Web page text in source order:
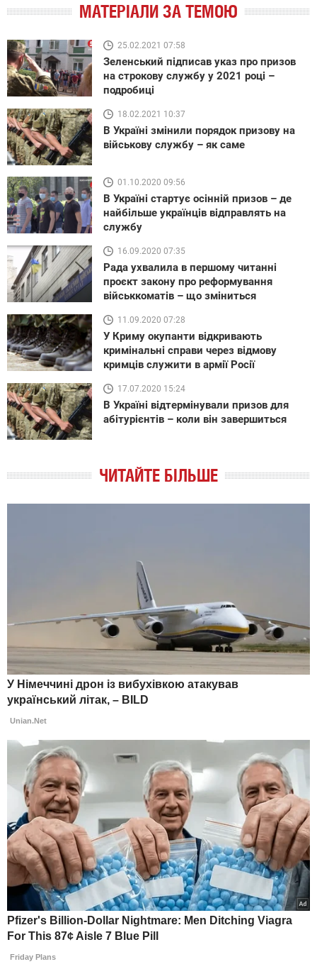
МАТЕРІАЛИ ЗА ТЕМОЮ
25.02.2021 07:58
Зеленський підписав указ про призов
на строкову службу у 2021 році –
подробиці
18.02.2021 10:37
В Україні змінили порядок призову на
військову службу – як саме
01.10.2020 09:56
В Україні стартує осінній призов – де
найбільше українців відправлять на
службу
16.09.2020 07:35
Рада ухвалила в першому читанні
проєкт закону про реформування
військкоматів – що зміниться
11.09.2020 07:28
У Криму окупанти відкривають
кримінальні справи через відмову
кримців служити в армії Росії
17.07.2020 15:24
В Україні відтермінували призов для
абітурієнтів – коли він завершиться
ЧИТАЙТЕ БІЛЬШЕ